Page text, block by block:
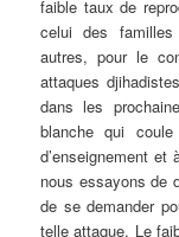
faible taux de
celui des familles
autres, pour le
attaques
dans les
blanche qui
d’enseignement
nous essayons de
de se demander
telle attaque. Le